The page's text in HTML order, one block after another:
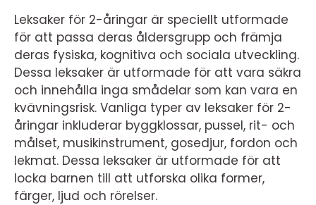
Leksaker för 2-åringar är speciellt utformade
för att passa deras åldersgrupp och främja
deras fysiska, kognitiva och sociala utveckling.
Dessa leksaker är utformade för att vara säkra
och innehålla inga smådelar som kan vara en
kvävningsrisk. Vanliga typer av leksaker för 2-
åringar inkluderar byggklossar, pussel, rit- och
målset, musikinstrument, gosedjur, fordon och
lekmat. Dessa leksaker är utformade för att
locka barnen till att utforska olika former,
färger, ljud och rörelser.